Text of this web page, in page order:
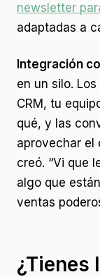
newsletter
adaptadas a
Integración
en un silo.
CRM, tu
qué, y las
aprovechar el
creó. “Vi que
algo que
ventas
¿Tienes